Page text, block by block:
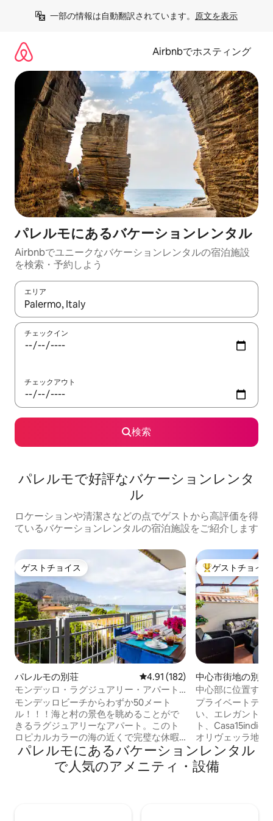
一部の情報は自動翻訳されています。 原文を表示
Airbnbでホスティング
パレルモにあるバケーションレンタル
Airbnbでユニークなバケーションレンタルの宿泊施設
を検索・予約しよう
エリア
検索結果が表示されたら、上下の矢印キーを使って移動するか
チェックイン
チェックアウト
検索
パレルモで好評なバケーションレンタ
ル
ロケーションや清潔さなどの点でゲストから高評価を得
ているバケーションレンタルの宿泊施設をご紹介します
ゲストチョイス
ゲストチョイス
パレルモの別荘 レビュー182件、5つ星中4.91つ
4.91 (182)
モンデッロ・ラグジュアリー・アパート
メント
モンデッロビーチからわずか50メート
ル！！！海と村の景色を眺めることがで
きるラグジュアリーなアパート。このト
ロピカルカラーの海の近くで完璧な休暇
を過ごすためのアメニティがすべて揃っ
ています！近くにたくさんのお店があ
り、便利です。10月1日から5月末までは
大好評のゲスト
ゲストチョイス
中心市街地の別荘
中心部に位置する
ッド
プライベートテラ
い、エレガントで
ト、Casa15indici
オリヴェッラ地区
の中にあり、歴史
しています。
適さを備えていま
パレルモにあるバケーションレンタル
で人気のアメニティ・設備